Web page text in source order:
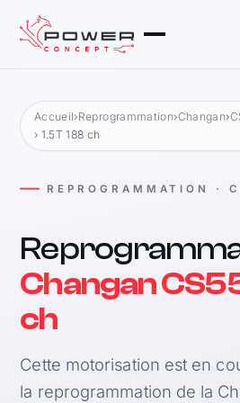
Accueil›Reprogrammation›Changan›
› 1.5T 188 ch
REPROGRAMMATION ·
Changan
ch
Cette motorisation est en
la reprogrammation de la